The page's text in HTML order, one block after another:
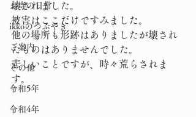
お寺の日常
ikkoのつぶやき
ご案内
その他
令和5年
令和4年
壊されました。
被害はここだけですみました。
他の場所も形跡はありましたが壊され
たものはありませんでした。
悲しいことですが、時々荒らされま
す。